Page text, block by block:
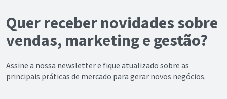
Quer receber novidades sobre
vendas, marketing e gestão?
Assine a nossa newsletter e fique atualizado sobre as
principais práticas de mercado para gerar novos negócios.